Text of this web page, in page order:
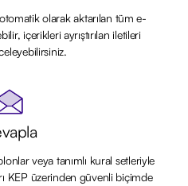
olarak aktarılan tüm e-
içerikleri ayrıştırılan iletileri
veya tanımlı kural setleriyle
KEP üzerinden güvenli biçimde